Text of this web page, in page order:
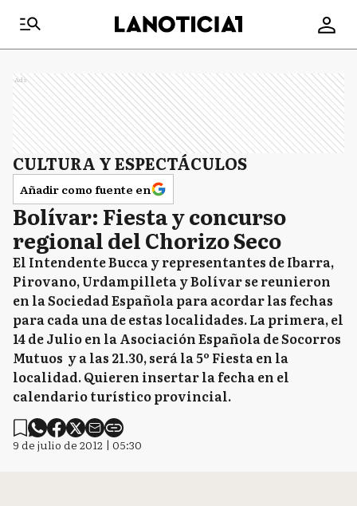
Ads
CULTURA Y ESPECTÁCULOS
Añadir como fuente en
Bolívar: Fiesta y concurso
regional del Chorizo Seco
El Intendente Bucca y representantes de Ibarra,
Pirovano, Urdampilleta y Bolívar se reunieron
en la Sociedad Española para acordar las fechas
para cada una de estas localidades. La primera, el
14 de Julio en la Asociación Española de Socorros
Mutuos y a las 21.30, será la 5º Fiesta en la
localidad. Quieren insertar la fecha en el
calendario turístico provincial.
9 de julio de 2012 | 05:30